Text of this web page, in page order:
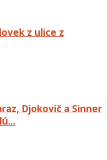
z ulice z
Djokovič a Sinner